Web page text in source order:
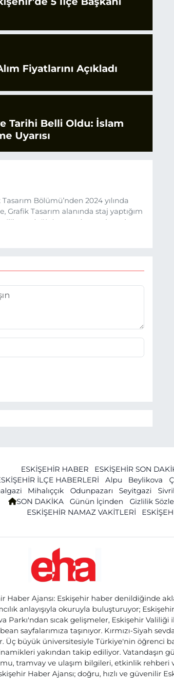
Fiyatlarını Açıkladı
Tarihi Belli Oldu: İslam
Uyarısı
Bölümü’nden 2024 yılında
Tasarım alanında staj yaptığım
mesleğinin temel unsurlarından
sektörüne adım attım.
ESKİŞEHİR HABER ESKİŞEHİR SON
İLÇE HABERLERİ
Alpu Beylikova
Mihalıççık Odunpazarı Seyitgazi
SON DAKİKA
Günün İçinden Gizlilik
ESKİŞEHİR NAMAZ VAKİTLERİ
Haber Ajansı: Eskişehir haber denildiğinde
anlayışıyla okuruyla buluşturuyor;
Parkı'ndan sıcak gelişmeler, Eskişehir
sayfalarımıza taşınıyor. Kırmızı-Siyah
Üç büyük üniversitesiyle Türkiye'nin öğrenci
yakından takip ediliyor. Vatandaşın
tramvay ve ulaşım bilgileri, etkinlik
Haber Ajansı; doğru, hızlı ve güvenilir